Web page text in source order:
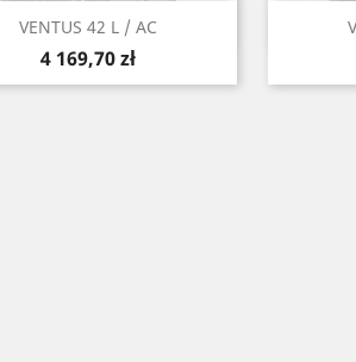
VENTUS 42 L / AC
Cena
4 169,70 zł
Szybki podgląd